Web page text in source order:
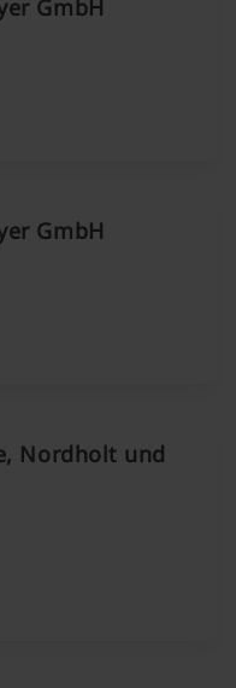
GmbH
GmbH
Nordholt und